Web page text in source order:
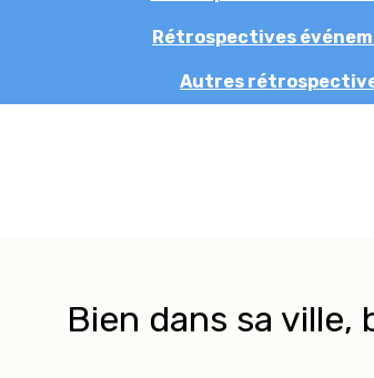
Rétrospectives
Autres
Bien dans sa ville,